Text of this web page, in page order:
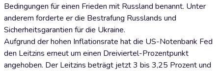
Bedingungen für einen Frieden mit Russland benannt. Unter
anderem forderte er die Bestrafung Russlands und
Sicherheitsgarantien für die Ukraine.
Aufgrund der hohen Inflationsrate hat die US-Notenbank Fed
den Leitzins erneut um einen Dreiviertel-Prozentpunkt
angehoben. Der Leitzins beträgt jetzt 3 bis 3,25 Prozent und